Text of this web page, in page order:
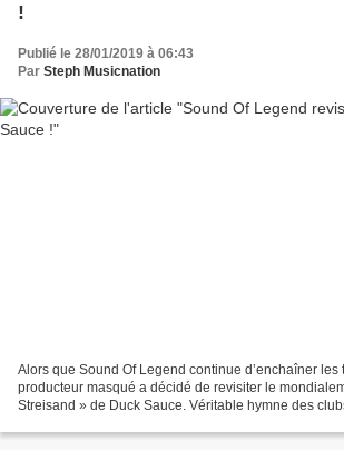
!
Publié le 28/01/2019 à 06:43
Par Steph Musicnation
Alors que Sound Of Legend continue d’enchaîner les
producteur masqué a décidé de revisiter le
Streisand » de Duck Sauce. Véritable hymne des